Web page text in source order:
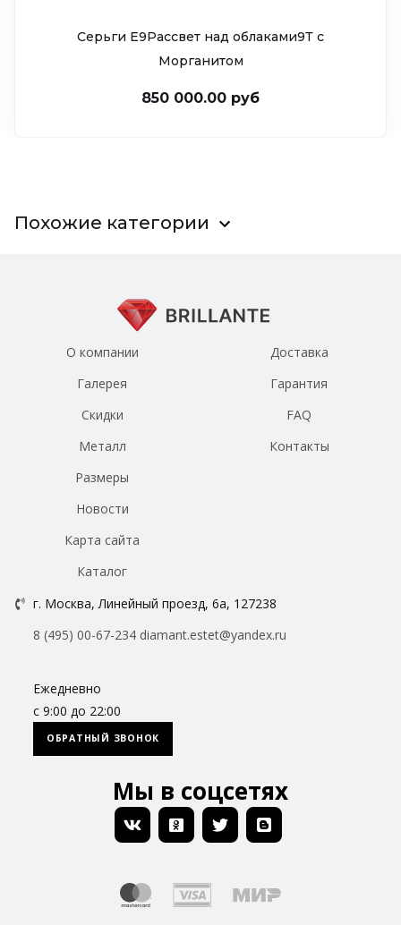
Серьги Е9Рассвет над облаками9Т c
Морганитом
850 000.00 руб
Похожие категории
О компании
Галерея
Скидки
Металл
Размеры
Новости
Доставка
Гарантия
FAQ
Контакты
Карта сайта
Каталог
г. Москва, Линейный проезд, 6а, 127238
8 (495) 00-67-234 diamant.estet@yandex.ru
Ежедневно
с 9:00 до 22:00
ОБРАТНЫЙ ЗВОНОК
Мы в соцсетях